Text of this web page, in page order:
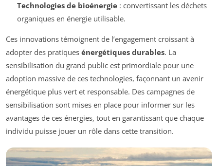
Technologies de bioénergie: convertissant les déchets
organiques en énergie utilisable.
Ces innovations témoignent de l’engagement croissant à
adopter des pratiques énergétiques durables. La
sensibilisation du grand public est primordiale pour une
adoption massive de ces technologies, façonnant un avenir
énergétique plus vert et responsable. Des campagnes de
sensibilisation sont mises en place pour informer sur les
avantages de ces énergies, tout en garantissant que chaque
individu puisse jouer un rôle dans cette transition.